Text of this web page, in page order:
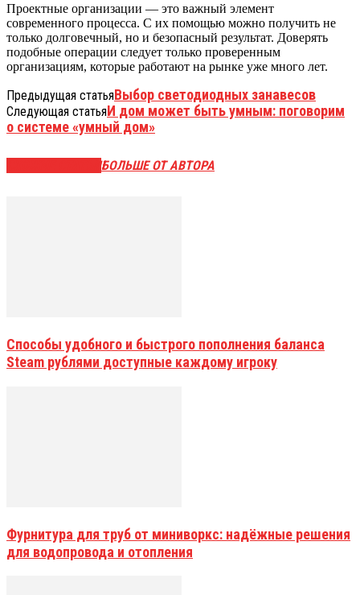
Проектные организации — это важный элемент
современного процесса. С их помощью можно получить не
только долговечный, но и безопасный результат. Доверять
подобные операции следует только проверенным
организациям, которые работают на рынке уже много лет.
Предыдущая статьяВыбор светодиодных занавесов
Следующая статьяИ дом может быть умным: поговорим
о системе «умный дом»
БОЛЬШЕ ОТ АВТОРА
Способы удобного и быстрого пополнения баланса
Steam рублями доступные каждому игроку
Фурнитура для труб от миниворкс: надёжные решения
для водопровода и отопления